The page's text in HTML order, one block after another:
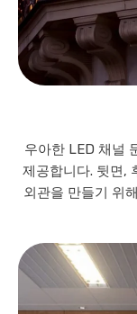
우아한 LED 채널
제공합니다. 뒷면,
외관을 만들기 위